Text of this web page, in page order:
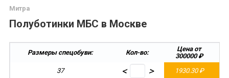
Митра
Полуботинки МБС в Москве
Размеры спецобуви: Кол-во:
Цена от
300000 ₽
37
< > 1930.30 ₽